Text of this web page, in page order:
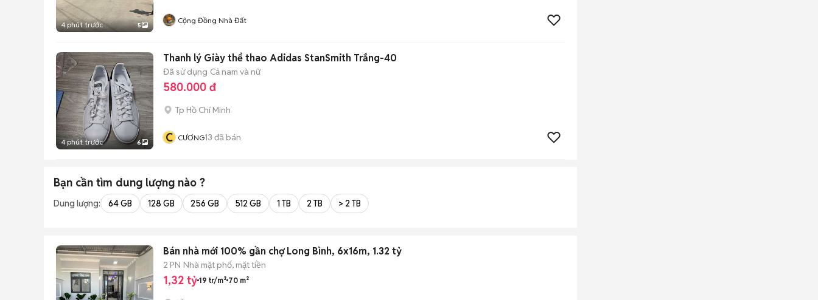
4 phút trước 5 Cộng Đồng Nhà Đất
4 phút trước 6
Thanh lý Giày thể thao Adidas StanSmith Trắng-40
Đã sử dụng Cả nam và nữ
580.000 đ
Tp Hồ Chí Minh
C CƯƠNG13 đã bán
Bạn cần tìm dung lượng nào ?
Dung lượng: 64 GB 128 GB 256 GB 512 GB 1 TB 2 TB > 2 TB
Bán nhà mới 100% gần chợ Long Bình, 6x16m, 1.32 tỷ
2 PN Nhà mặt phố, mặt tiền
1,32 tỷ 19 tr/m² 70 m²